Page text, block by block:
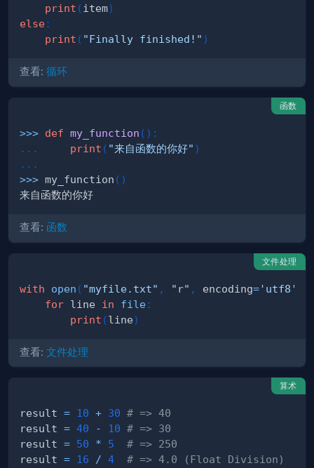
print ( item)
else:
print ( "Finally finished!" )
查看: 循环
函数
>>> def my_function ( ) :
. . . print ( "来自函数的你好" )
. . .
>>> my_function ( )
查看: 函数
文件处理
with open ( "myfile.txt" , "r" , encoding='utf8'
for line in file:
print (line)
查看: 文件处理
算术
result = 10 + 30 # => 40
result = 40 - 10 # => 30
result = 50 * 5
# => 250
result = 16 / 4
# => 4.0 (Float Division)